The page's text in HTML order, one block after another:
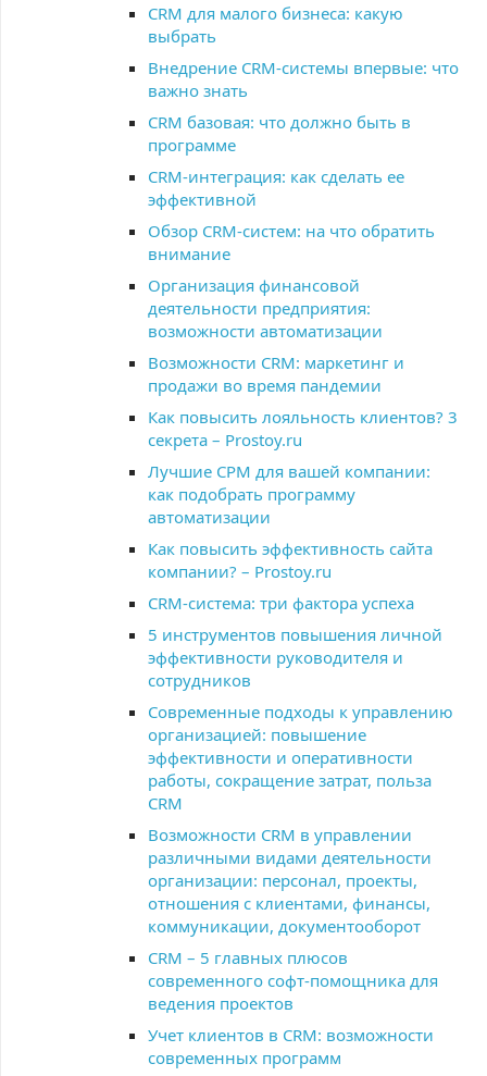
CRM для малого бизнеса: какую
выбрать
Внедрение CRM-системы впервые: что
важно знать
CRM базовая: что должно быть в
программе
CRM-интеграция: как сделать ее
эффективной
Обзор CRM-систем: на что обратить
внимание
Организация финансовой
деятельности предприятия:
возможности автоматизации
Возможности CRM: маркетинг и
продажи во время пандемии
Как повысить лояльность клиентов? 3
секрета – Prostoy.ru
Лучшие СРМ для вашей компании:
как подобрать программу
автоматизации
Как повысить эффективность сайта
компании? – Prostoy.ru
CRM-система: три фактора успеха
5 инструментов повышения личной
эффективности руководителя и
сотрудников
Современные подходы к управлению
организацией: повышение
эффективности и оперативности
работы, сокращение затрат, польза
CRM
Возможности CRM в управлении
различными видами деятельности
организации: персонал, проекты,
отношения с клиентами, финансы,
коммуникации, документооборот
CRM – 5 главных плюсов
современного софт-помощника для
ведения проектов
Учет клиентов в CRM: возможности
современных программ